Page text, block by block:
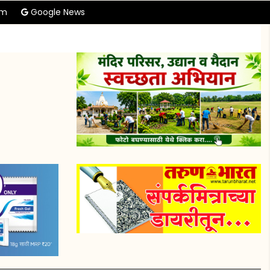
Google News